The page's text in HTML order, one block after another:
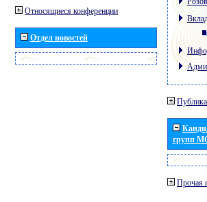
Относящиеся конференции
Отдел новостей
групп
Прочая